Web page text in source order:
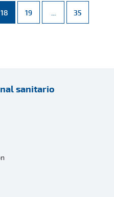
Use TAB para desplazarse.
Página
18 Página
19 ... Páginas
Página
35
sanitario